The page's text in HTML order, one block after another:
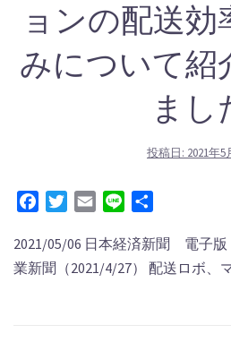
ョンの配送効
みについて紹
まし
投稿日: 2021年5
FacebookTwitterEmail Line
2021/05/06 日本経済新聞 電子版
業新聞（2021/4/27） 配送ロボ、